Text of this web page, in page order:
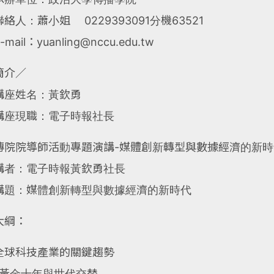
絡人：蕭小姐 0229393091分機63521
mail：yuanling@nccu.edu.tw
介∕
座姓名：黃欽勇
座現職：電子時報社長
院院導師活動專題演講-媒體創新轉型與數據經濟的新
者：電子時報黃欽勇社長
題：媒體創新轉型與數據經濟的新時代
綱：
球科技產業的關鍵趨勢